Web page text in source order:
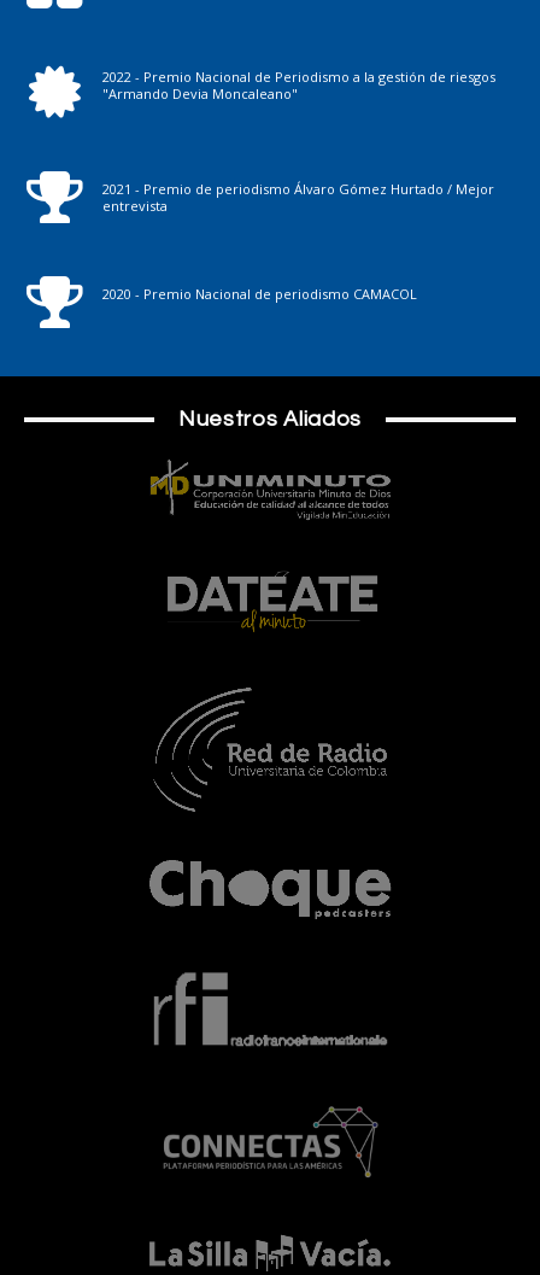
2022 - Premio Nacional de Periodismo a la gestión de riesgos
"Armando Devia Moncaleano"
2021 - Premio de periodismo Álvaro Gómez Hurtado / Mejor
entrevista
2020 - Premio Nacional de periodismo CAMACOL
Nuestros Aliados